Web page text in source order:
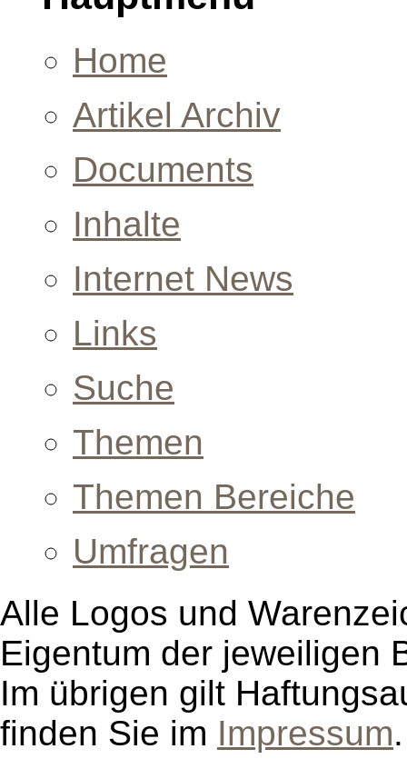
Home
Artikel Archiv
Documents
Inhalte
Internet News
Links
Suche
Themen
Themen Bereiche
Umfragen
Alle Logos und
Eigentum der jeweiligen
Im übrigen gilt
finden Sie im Impressum.